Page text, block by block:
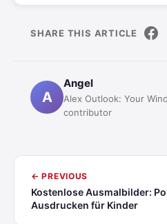
SHARE THIS ARTICLE
A
Angel
Alex Outlook: Your
contributor
← PREVIOUS
Kostenlose Ausmalbilder:
Ausdrucken für Kinder